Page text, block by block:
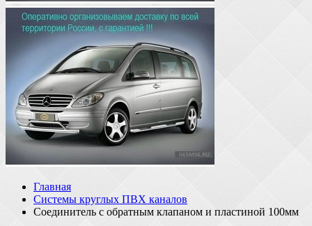
Главная
Системы круглых ПВХ каналов
Соединитель с обратным клапаном и пластиной 100мм